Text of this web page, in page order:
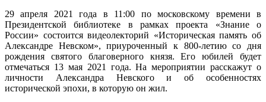
29 апреля 2021 года в 11:00 по московскому времени в
Президентской библиотеке в рамках проекта «Знание о
России» состоится видеолекторий «Историческая память об
Александре Невском», приуроченный к 800-летию со дня
рождения святого благоверного князя. Его юбилей будет
отмечаться 13 мая 2021 года. На мероприятии расскажут о
личности Александра Невского и об особенностях
исторической эпохи, в которую он жил.